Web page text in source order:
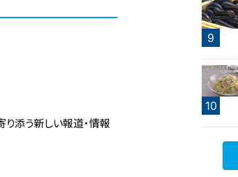
添う新しい報道・情報
7
9
10